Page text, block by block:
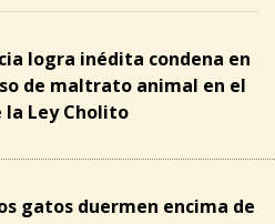
logra inédita condena en
de maltrato animal en el
la Ley Cholito
gatos duermen encima de